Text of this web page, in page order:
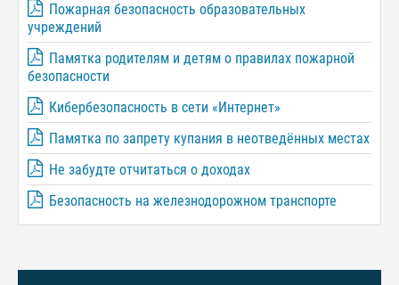
Пожарная безопасность образовательных
учреждений
Памятка родителям и детям о правилах пожарной
безопасности
Кибербезопасность в сети «Интернет»
Памятка по запрету купания в неотведённых местах
Не забудте отчитаться о доходах
Безопасность на железнодорожном транспорте